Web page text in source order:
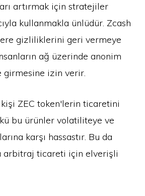
artırmak için stratejiler
kullanmakla ünlüdür. Zcash
gizliliklerini geri vermeye
ağ üzerinde anonim
girmesine izin verir.
ZEC token'lerin ticaretini
bu ürünler volatiliteye ve
karşı hassastır. Bu da
arbitraj ticareti için elverişli